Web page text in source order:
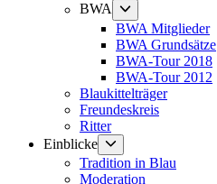
BWA
Untermenü
anzeigen
BWA Mitglieder
BWA Grundsätze
BWA-Tour 2018
BWA-Tour 2012
Blaukittelträger
Freundeskreis
Ritter
Einblicke
anzeigen
Tradition in Blau
Moderation